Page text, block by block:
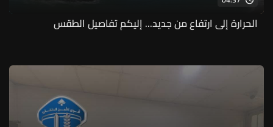
الحرارة إلى ارتفاع من جديد... إليكم تفاصيل الطقس